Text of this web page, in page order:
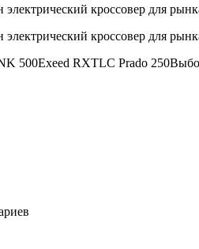
500Exeed RXTLC Prado